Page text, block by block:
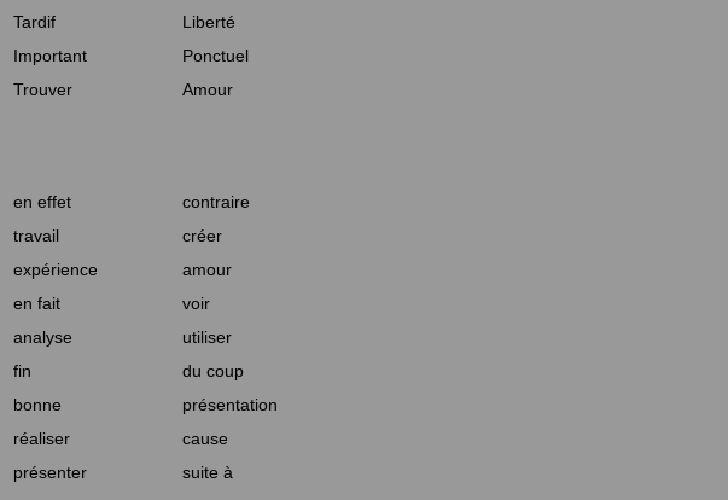
Tardif
Liberté
Important
Ponctuel
Trouver Amour
en effet
contraire
travail
créer
expérience
amour
en fait
voir
analyse
utiliser
fin
du coup
bonne
présentation
réaliser
cause
présenter
suite à